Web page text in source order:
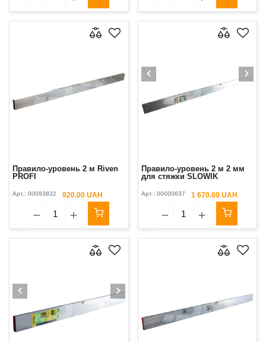
Правило-уровень 2 м Riven
PROFI
Арт.: 00093832 920.00 UAH
Правило-уровень 2 м 2 мм
для стяжки SLOWIK
Арт.: 00000637 1 670.00 UAH